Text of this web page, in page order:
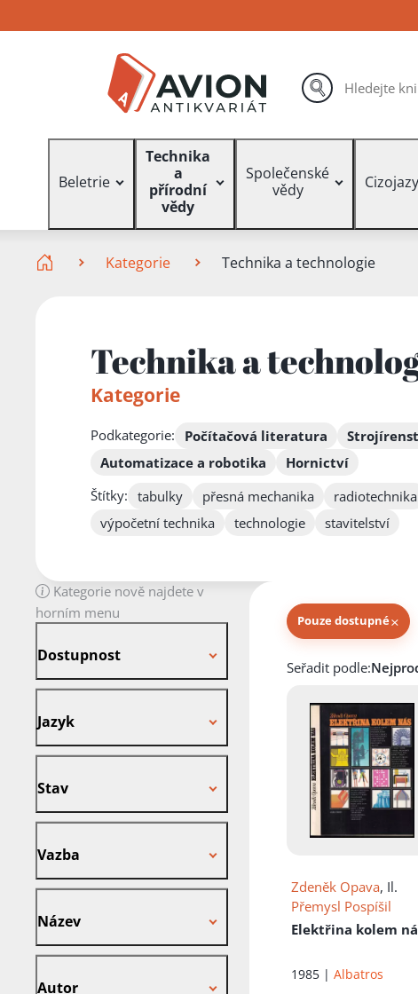
na
na
na
Vyhledávání hledat
Beletrie
Technika
a
přírodní
vědy
Společenské
vědy
Kategorie Technika a technologie
Technika a
Kategorie
Podkategorie: Počítačová literatura
Automatizace a robotika
Hornictví
Štítky: tabulky přesná mechanika radiotechnika
výpočetní technika
technologie stavitelství
Kategorie nově najdete v
horním menu
Dostupnost
Jazyk
Stav
Vazba
Název
Autor
Pouze dostupné×
Knihy autora
Seřadit podle:
Zdeněk Opava, Il.
Přemysl Pospíšil
Elektřina kolem
1985 |Albatros